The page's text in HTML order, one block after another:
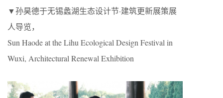
▼孙昊德于无锡蠡湖生态设计节·建筑更新展策展
人导览，
Sun Haode at the Lihu Ecological Design Festival in
Wuxi, Architectural Renewal Exhibition